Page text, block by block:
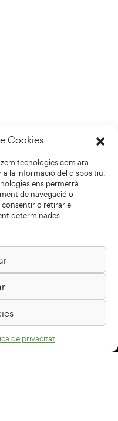
Cookies
tecnologies com ara
la informació del dispositiu.
ens permetrà
de navegació o
o retirar el
determinades
de privacitat